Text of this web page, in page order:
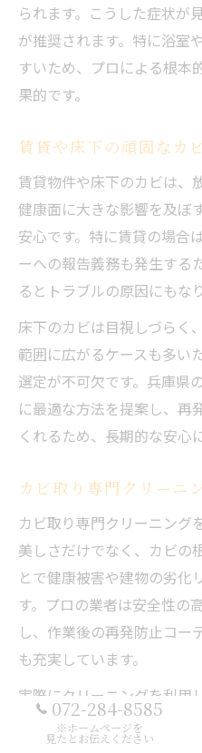
られます。こうした症状が
が推奨されます。特に浴室
すいため、プロによる根本
果的です。
賃貸や床下の頑固なカ
賃貸物件や床下のカビは、
健康面に大きな影響を及ぼ
安心です。特に賃貸の場合
ーへの報告義務も発生する
るとトラブルの原因にもな
床下のカビは目視しづらく
範囲に広がるケースも多い
選定が不可欠です。兵庫県
に最適な方法を提案し、再
くれるため、長期的な安心
カビ取り専門クリーニ
カビ取り専門クリーニング
美しさだけでなく、カビの
とで健康被害や建物の劣化
す。プロの業者は安全性の
し、作業後の再発防止コー
も充実しています。
実際にクリーニングを利用
とせなかった黒カビが一度
072-284-8585
※ホームページを
見たとお伝えください